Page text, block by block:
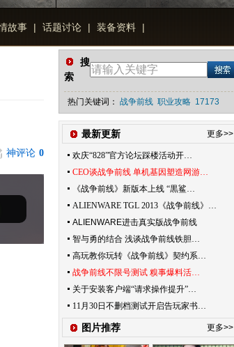
故事 | 话题讨论 | 装备资料 |
神评论 0
搜
索
热门关键词： 战争前线 职业攻略 17173
最新更新 更多>>
欢庆“828”官方论坛踩楼活动开…
CEO谈战争前线 单机基因塑造网游…
《战争前线》新版本上线 “黒鲨…
ALIENWARE TGL 2013《战争前线》…
ALIENWARE进击真实版战争前线
智与勇的结合 浅谈战争前线铁胆…
高玩教你玩转《战争前线》契约系…
战争前线不限号测试 糗事爆料活…
关于安装客户端“请求操作提升”…
11月30日不删档测试开启告玩家书…
图片推荐 更多>>